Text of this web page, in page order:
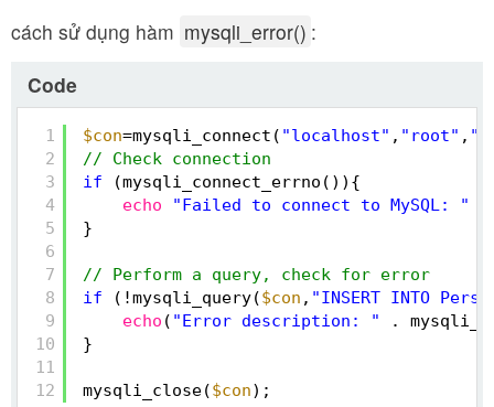
cách sử dụng hàm mysqli_error() :
Code
1
2
3
4
5
6
7
8
9
10
11
12
$con=mysqli_connect( "localhost" , "root" , ""
// Check connection
if
(mysqli_connect_errno()){
echo
"Failed to connect to MySQL: "
}
// Perform a query, check for error
if
(!mysqli_query($con , "INSERT INTO
echo ( "Error description: "
.
}
mysqli_close($con);